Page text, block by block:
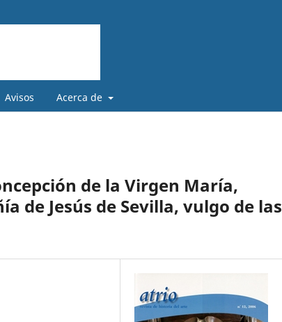
Avisos Acerca de
de la Virgen María,
de Jesús de Sevilla, vulgo de las